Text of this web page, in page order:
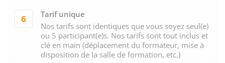
6
Tarif unique
Nos tarifs sont identiques que vous soyez seul(e)
ou 5 participant(e)s. Nos tarifs sont tout inclus et
clé en main (déplacement du formateur, mise à
disposition de la salle de formation, etc.)